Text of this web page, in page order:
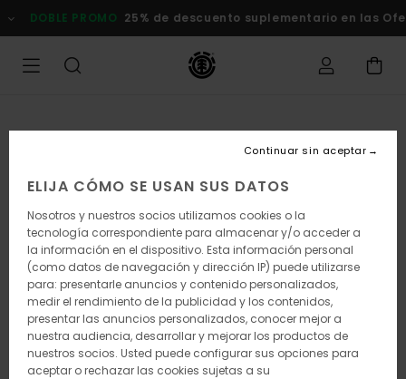
la
DOBLE PROMO 25% de descuento suplementario en las Ofertas
ELIJA CÓMO SE USAN SUS DATOS
Nosotros y nuestros socios utilizamos cookies o la
tecnología correspondiente para almacenar y/o acceder a
la información en el dispositivo. Esta información personal
(como datos de navegación y dirección IP) puede utilizarse
para: presentarle anuncios y contenido personalizados,
medir el rendimiento de la publicidad y los contenidos,
presentar las anuncios personalizados, conocer mejor a
nuestra audiencia, desarrollar y mejorar los productos de
nuestros socios. Usted puede configurar sus opciones para
aceptar o rechazar las cookies sujetas a su
Continuar sin aceptar